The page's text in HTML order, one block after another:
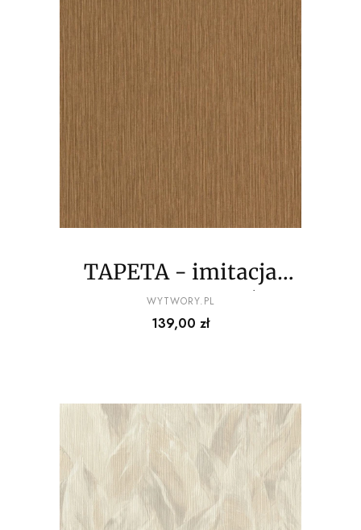
TAPETA - imitacja
prążkowanego płótna
- odcienie brązu
PRODUCENT
WYTWORY.PL
Cena
139,00 zł